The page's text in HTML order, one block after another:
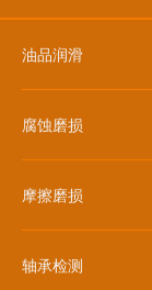
油品润滑
腐蚀磨损
摩擦磨损
轴承检测